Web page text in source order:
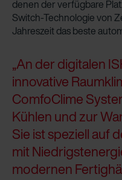
denen der verfügbare
Switch-Technologie von
Jahreszeit das beste
„An der digitalen
innovative
ComfoClime
Kühlen und zur
Sie ist speziell auf
mit
modernen